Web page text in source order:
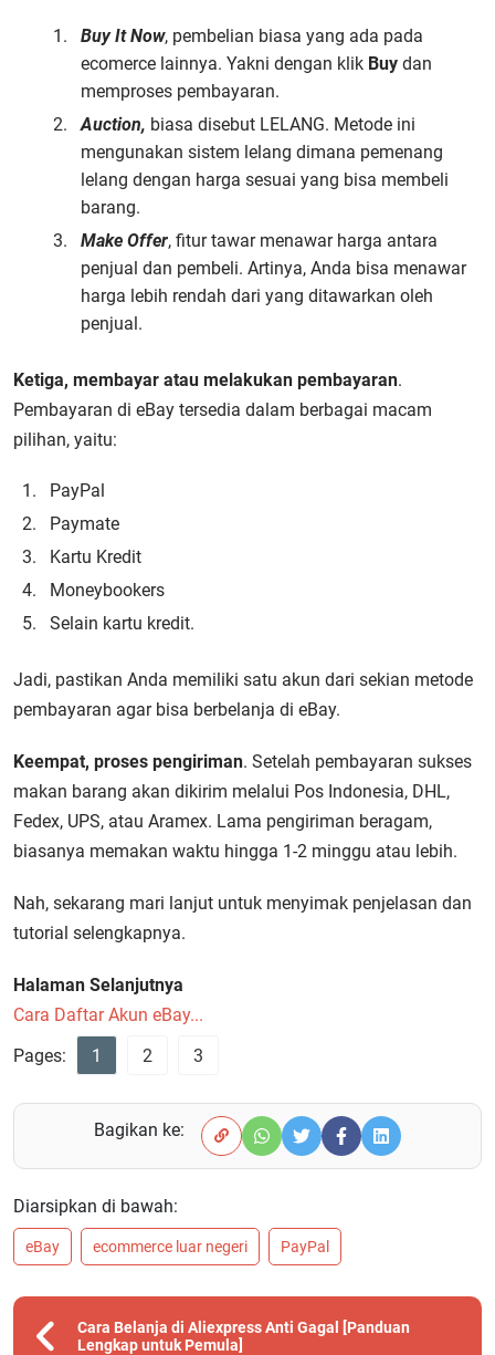
Buy It Now, pembelian biasa yang ada pada
ecomerce lainnya. Yakni dengan klik Buy dan
memproses pembayaran.
Auction, biasa disebut LELANG. Metode ini
mengunakan sistem lelang dimana pemenang
lelang dengan harga sesuai yang bisa membeli
barang.
Make Offer, fitur tawar menawar harga antara
penjual dan pembeli. Artinya, Anda bisa menawar
harga lebih rendah dari yang ditawarkan oleh
penjual.
Ketiga, membayar atau melakukan pembayaran.
Pembayaran di eBay tersedia dalam berbagai macam
pilihan, yaitu:
PayPal
Paymate
Kartu Kredit
Moneybookers
Selain kartu kredit.
Jadi, pastikan Anda memiliki satu akun dari sekian metode
pembayaran agar bisa berbelanja di eBay.
Keempat, proses pengiriman. Setelah pembayaran sukses
makan barang akan dikirim melalui Pos Indonesia, DHL,
Fedex, UPS, atau Aramex. Lama pengiriman beragam,
biasanya memakan waktu hingga 1-2 minggu atau lebih.
Nah, sekarang mari lanjut untuk menyimak penjelasan dan
tutorial selengkapnya.
Halaman Selanjutnya
Cara Daftar Akun eBay...
Pages:
1 2 3
Bagikan ke:
Diarsipkan di bawah:
eBay ecommerce luar negeri PayPal
Cara Belanja di Aliexpress Anti Gagal [Panduan
Lengkap untuk Pemula]